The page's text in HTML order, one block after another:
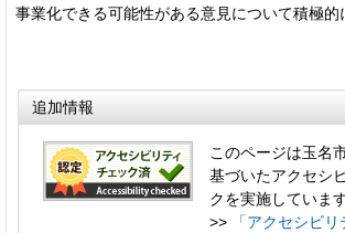
事業化できる可能性がある意見について積極的
追加情報
このページは玉名
基づいたアクセシ
クを実施しています
>>
「アクセシビ